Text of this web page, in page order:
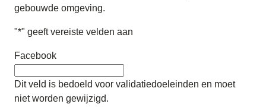
gebouwde omgeving.
"*" geeft vereiste velden aan
Facebook
Dit veld is bedoeld voor validatiedoeleinden en moet
niet worden gewijzigd.